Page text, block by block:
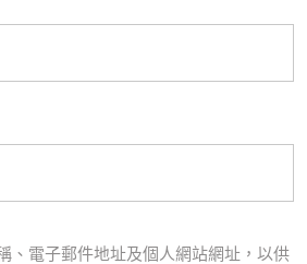
、電子郵件地址及個人網站網址，以供